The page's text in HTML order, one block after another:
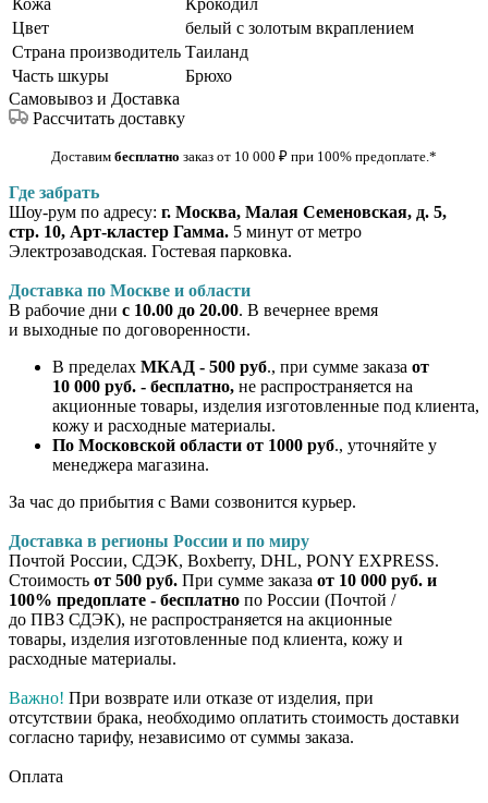
Кожа
Крокодил
Цвет
белый с золотым вкраплением
Страна производитель Таиланд
Часть шкуры
Брюхо
Самовывоз и Доставка
Рассчитать доставку
Доставим бесплатно заказ от 10 000 ₽ при 100% предоплате.*
Где забрать
Шоу-рум по адресу: г. Москва, Малая Семеновская, д. 5,
стр. 10, Арт-кластер Гамма. 5 минут от метро
Электрозаводская. Гостевая парковка.
Доставка по Москве и области
В рабочие дни с 10.00 до 20.00. В вечернее время
и выходные по договоренности.
В пределах МКАД - 500 руб., при сумме заказа от
10 000 руб. - бесплатно, не распространяется на
акционные товары, изделия изготовленные под клиента,
кожу и расходные материалы.
По Московской области от 1000 руб., уточняйте у
менеджера магазина.
За час до прибытия с Вами созвонится курьер.
Доставка в регионы России и по миру
Почтой России, СДЭК, Boxberry, DHL, PONY EXPRESS.
Стоимость от 500 руб. При сумме заказа от 10 000 руб. и
100% предоплате - бесплатно по России (Почтой /
до ПВЗ СДЭК), не распространяется на акционные
товары, изделия изготовленные под клиента, кожу и
расходные материалы.
Важно! При возврате или отказе от изделия, при
отсутствии брака, необходимо оплатить стоимость доставки
согласно тарифу, независимо от суммы заказа.
Оплата